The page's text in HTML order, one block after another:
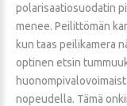
polarisaatiosuodatin
menee. Peilittömän
kun taas peilikamera
optinen etsin
nopeudella. Tämä